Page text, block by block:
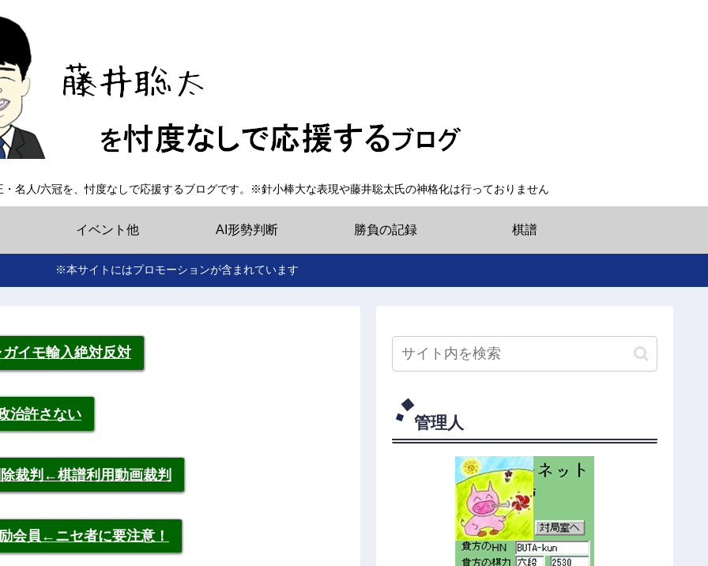
名人/六冠を、忖度なしで応援するブログです。※針小棒大な表現や藤井聡太氏の神格化は行っておりません
イベント他 AI形勢判断 勝負の記録 棋譜
※本サイトにはプロモーションが含まれています
イモ輸入絶対反対
治許さない
裁判←棋譜利用動画裁判
会員←ニセ者に要注意！
管理人